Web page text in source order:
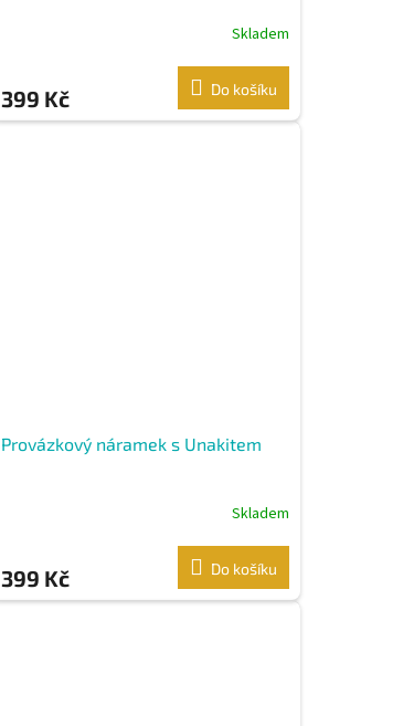
Skladem
399 Kč Do košíku
Provázkový náramek s Unakitem
Skladem
399 Kč Do košíku